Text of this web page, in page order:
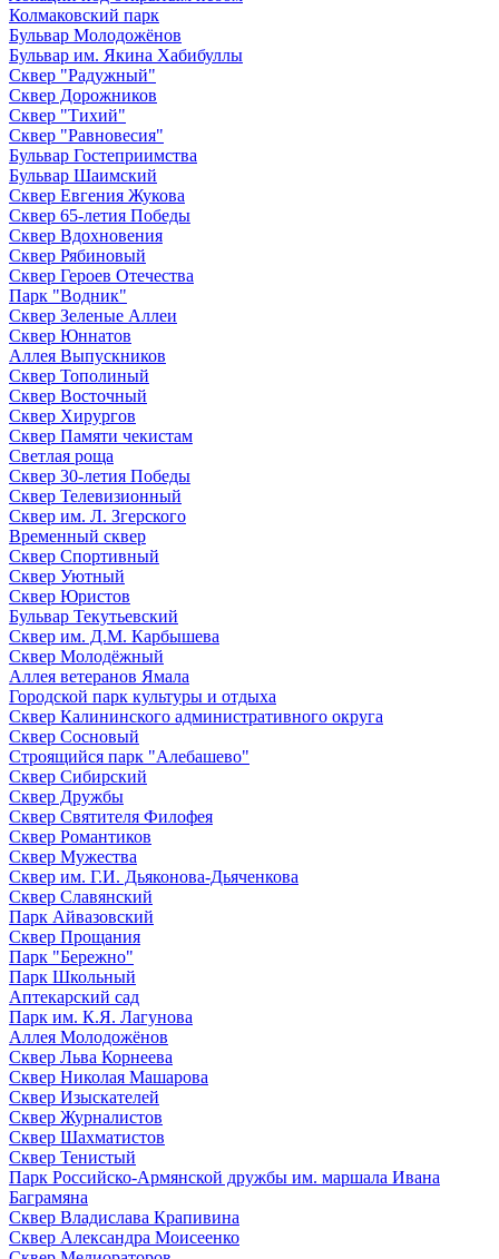
Колмаковский парк
Бульвар Молодожёнов
Бульвар им. Якина Хабибуллы
Сквер "Радужный"
Сквер Дорожников
Сквер "Тихий"
Cквер "Равновесия"
Бульвар Гостеприимства
Бульвар Шаимский
Сквер Евгения Жукова
Сквер 65-летия Победы
Сквер Вдохновения
Сквер Рябиновый
Сквер Героев Отечества
Парк "Водник"
Сквер Зеленые Аллеи
Сквер Юннатов
Аллея Выпускников
Сквер Тополиный
Сквер Восточный
Сквер Хирургов
Сквер Памяти чекистам
Светлая роща
Сквер 30-летия Победы
Сквер Телевизионный
Сквер им. Л. Згерского
Временный сквер
Сквер Спортивный
Сквер Уютный
Сквер Юристов
Бульвар Текутьевский
Сквер им. Д.М. Карбышева
Сквер Молодёжный
Аллея ветеранов Ямала
Городской парк культуры и отдыха
Сквер Калининского административного округа
Сквер Сосновый
Строящийся парк "Алебашево"
Сквер Сибирский
Сквер Дружбы
Сквер Святителя Филофея
Сквер Романтиков
Сквер Мужества
Сквер им. Г.И. Дьяконова-Дьяченкова
Сквер Славянский
Парк Айвазовский
Сквер Прощания
Парк "Бережно"
Парк Школьный
Аптекарский сад
Парк им. К.Я. Лагунова
Аллея Молодожёнов
Сквер Льва Корнеева
Сквер Николая Машарова
Сквер Изыскателей
Сквер Журналистов
Сквер Шахматистов
Сквер Тенистый
Парк Российско-Армянской дружбы им. маршала Ивана
Баграмяна
Сквер Владислава Крапивина
Сквер Александра Моисеенко